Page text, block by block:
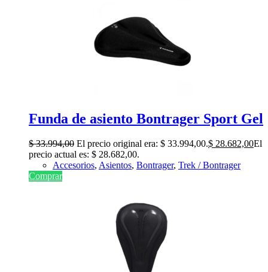
Funda de asiento Bontrager Sport Gel
$33.994,00 El precio original era: $ 33.994,00.$ 28.682,00El
precio actual es: $ 28.682,00.
Accesorios, Asientos, Bontrager, Trek / Bontrager
Comprar